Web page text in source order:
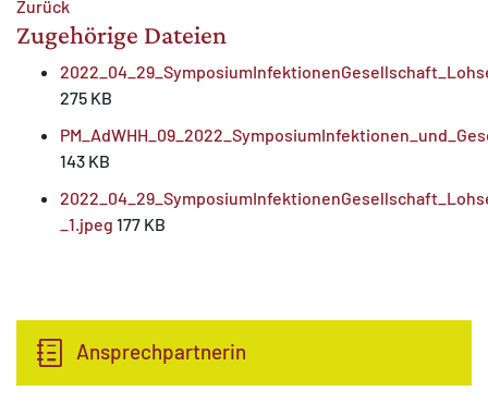
Zurück
Zugehörige Dateien
275 KB
143 KB
_1.jpeg 177 KB
Ansprechpartnerin